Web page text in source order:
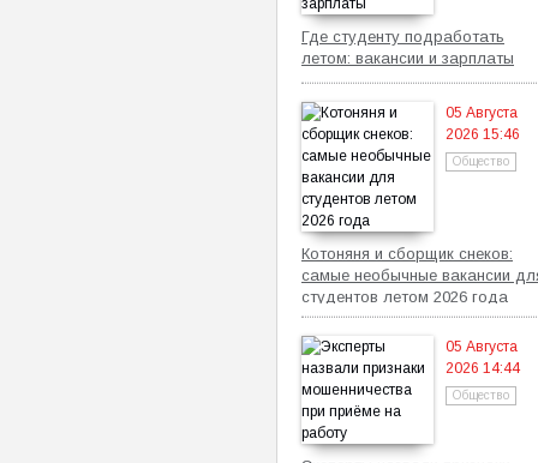
Где студенту подработать
летом: вакансии и зарплаты
05 Августа
2026 15:46
Общество
Котоняня и сборщик снеков:
самые необычные вакансии
студентов летом 2026 года
05 Августа
2026 14:44
Общество